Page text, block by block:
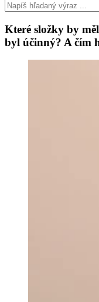
Které složky by
byl účinný? A čím